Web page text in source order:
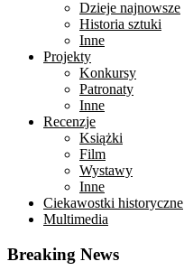
Dzieje najnowsze
Historia sztuki
Inne
Projekty
Konkursy
Patronaty
Inne
Recenzje
Książki
Film
Wystawy
Inne
Ciekawostki historyczne
Multimedia
Breaking News